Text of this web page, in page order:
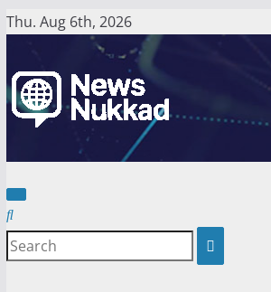
Skip
content
Thu. Aug 6th, 2026